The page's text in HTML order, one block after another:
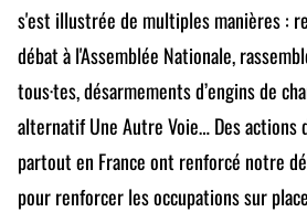
s'est illustrée de multiples manières :
débat à l'Assemblée Nationale,
tous·tes, désarmements d’engins de
alternatif Une Autre Voie… Des
partout en France ont renforcé notre
pour renforcer les occupations sur